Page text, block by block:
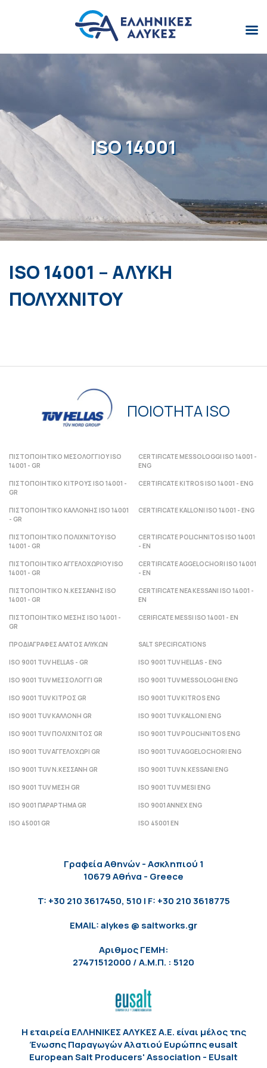
ISO 14001
ISO 14001 – ΑΛΥΚΗ
ΠΟΛΥΧΝΙΤΟΥ
ΠΟΙΟΤΗΤΑ ISO
ΠΙΣΤΟΠΟΙΗΤΙΚΟ ΜΕΣΟΛΟΓΓΙΟΥ ISO
14001 - GR
CERTIFICATE MESSOLOGGI ISO 14001 -
ENG
ΠΙΣΤΟΠΟΙΗΤΙΚΟ ΚΙΤΡΟΥΣ ISO 14001 -
GR
CERTIFICATE KITROS ISO 14001 - ENG
ΠΙΣΤΟΠΟΙΗΤΙΚΟ ΚΑΛΛΟΝΗΣ ISO 14001
- GR
CERTIFICATE KALLONI ISO 14001 - ENG
ΠΙΣΤΟΠΟΙΗΤΙΚΟ ΠΟΛΙΧΝΙΤΟΥ ISO
14001 - GR
CERTIFICATE POLICHNITOS ISO 14001
- ΕΝ
ΠΙΣΤΟΠΟΙΗΤΙΚΟ ΑΓΓΕΛΟΧΩΡΙΟΥ ISO
14001 - GR
CERTIFICATE AGGELOCHORI ISO 14001
- ΕΝ
ΠΙΣΤΟΠΟΙΗΤΙΚΟ Ν.ΚΕΣΣΑΝΗΣ ISO
14001 - GR
CERTIFICATE NEA KESSANI ISO 14001 -
ΕΝ
ΠΙΣΤΟΠΟΙΗΤΙΚΟ ΜΕΣΗΣ ISO 14001 -
GR
CERIFICATE MESSI ISO 14001 - ΕΝ
ΠΡΟΔΙΑΓΡΑΦΕΣ ΑΛΑΤΟΣ ΑΛΥΚΩΝ SALT SPECIFICATIONS
ISO 9001 TUV HELLAS - GR ISO 9001 TUV HELLAS - ENG
ISO 9001 TUV ΜΕΣΣΟΛΟΓΓΙ GR ISO 9001 TUV MESSOLOGHI ENG
ISO 9001 TUV ΚΙΤΡΟΣ GR ISO 9001 TUV KITROS ENG
ISO 9001 TUV ΚΑΛΛΟΝΗ GR ISO 9001 TUV KALLONI ENG
ISO 9001 TUV ΠΟΛΙΧΝΙΤΟΣ GR ISO 9001 TUV POLICHNITOS ENG
ISO 9001 TUV ΑΓΓΕΛΟΧΩΡΙ GR ISO 9001 TUV AGGELOCHORI ENG
ISO 9001 TUV Ν.ΚΕΣΣΑΝΗ GR ISO 9001 TUV N.KESSANI ENG
ISO 9001 TUV ΜΕΣΗ GR ISO 9001 TUV MESI ENG
ISO 9001 ΠΑΡΑΡΤΗΜΑ GR ISO 9001 ANNEX ENG
ISO 45001 GR ISO 45001 EN
Γραφεία Αθηνών - Ασκληπιού 1
10679 Αθήνα - Greece
T: +30 210 3617450, 510 | F: +30 210 3618775
EMAIL: alykes @ saltworks.gr
Αριθμος ΓΕΜΗ:
27471512000 / Α.Μ.Π. : 5120
Η εταιρεία ΕΛΛΗΝΙΚΕΣ ΑΛΥΚΕΣ Α.Ε. είναι μέλος της
Ένωσης Παραγωγών Αλατιού Ευρώπης eusalt
European Salt Producers' Association - EUsalt